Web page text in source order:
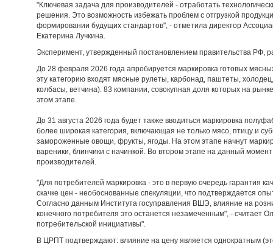
"Ключевая задача для производителей - отработать
решения. Это возможность избежать проблем с отгрузкой
формировании будущих стандартов", - отметила директор
Екатерина Лучкина.
Эксперимент, утвержденный постановлением правительства РФ,
До 28 февраля 2026 года апробируется маркировка готовых
эту категорию входят мясные рулеты, карбонад, паштеты,
колбасы, ветчина). 83 компании, совокупная доля которых на
этом этапе.
До 31 августа 2026 года будет также вводиться маркировка
более широкая категория, включающая не только мясо, птицу и
замороженные овощи, фрукты, ягоды. На этом этапе начнут
вареники, блинчики с начинкой. Во втором этапе на данный
производителей.
"Для потребителей маркировка - это в первую очередь гарантия
скачке цен - необоснованные спекуляции, что подтверждается
Согласно данным Института госуправления ВШЭ, влияние на
конечного потребителя это останется незамеченным", - считает
потребительской инициативы".
В ЦРПТ подтверждают: влияние на цену является однократным